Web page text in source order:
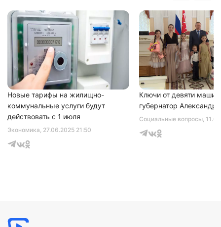
Экономика, 27.06.2025 21:50
Новые тарифы на жилищно-
коммунальные услуги будут
действовать с 1 июля
Социальные вопросы,
Ключи от девяти машин
губернатор Александр